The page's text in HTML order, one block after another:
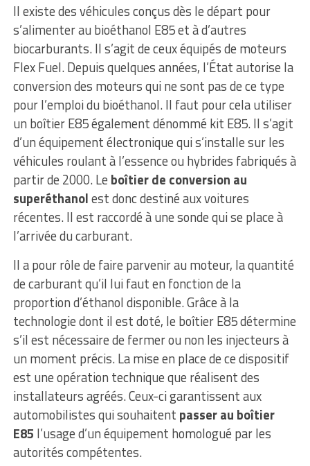
Il existe des véhicules conçus dès le départ pour
s’alimenter au bioéthanol E85 et à d’autres
biocarburants. Il s’agit de ceux équipés de moteurs
Flex Fuel. Depuis quelques années, l’État autorise la
conversion des moteurs qui ne sont pas de ce type
pour l’emploi du bioéthanol. Il faut pour cela utiliser
un boîtier E85 également dénommé kit E85. Il s’agit
d’un équipement électronique qui s’installe sur les
véhicules roulant à l’essence ou hybrides fabriqués à
partir de 2000. Le boîtier de conversion au
superéthanolest donc destiné aux voitures
récentes. Il est raccordé à une sonde qui se place à
l’arrivée du carburant.
Il a pour rôle de faire parvenir au moteur, la quantité
de carburant qu’il lui faut en fonction de la
proportion d’éthanol disponible. Grâce à la
technologie dont il est doté, le boîtier E85 détermine
s’il est nécessaire de fermer ou non les injecteurs à
un moment précis. La mise en place de ce dispositif
est une opération technique que réalisent des
installateurs agréés. Ceux-ci garantissent aux
automobilistes qui souhaitent passer au boîtier
E85 l’usage d’un équipement homologué par les
autorités compétentes.